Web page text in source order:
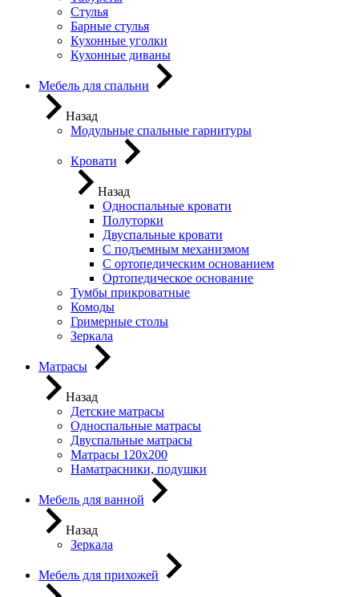
Стулья
Барные стулья
Кухонные уголки
Кухонные диваны
Мебель для спальни
Назад
Модульные спальные гарнитуры
Кровати
Назад
Односпальные кровати
Полуторки
Двуспальные кровати
С подъемным механизмом
С ортопедическим основанием
Ортопедическое основание
Тумбы прикроватные
Комоды
Гримерные столы
Зеркала
Матрасы
Назад
Детские матрасы
Односпальные матрасы
Двуспальные матрасы
Матрасы 120х200
Наматрасники, подушки
Мебель для ванной
Назад
Зеркала
Мебель для прихожей